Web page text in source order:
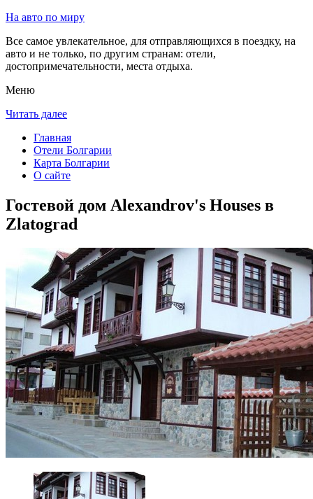
На авто по миру
Все самое увлекательное, для отправляющихся в поездку, на
авто и не только, по другим странам: отели,
достопримечательности, места отдыха.
Меню
Читать далее
Главная
Отели Болгарии
Карта Болгарии
О сайте
Гостевой дом Alexandrov's Houses в
Zlatograd